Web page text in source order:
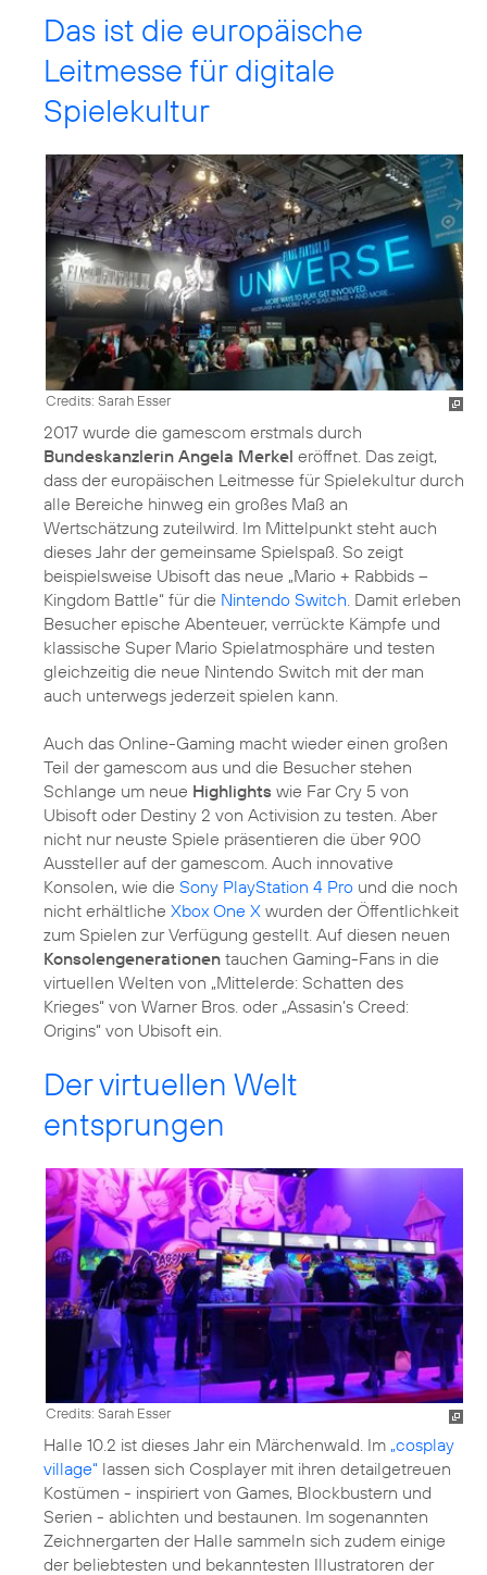
Das ist die europäische
Leitmesse für digitale
Spielekultur
Credits: Sarah Esser
2017 wurde die gamescom erstmals durch
Bundeskanzlerin Angela Merkel eröffnet. Das zeigt,
dass der europäischen Leitmesse für Spielekultur durch
alle Bereiche hinweg ein großes Maß an
Wertschätzung zuteilwird. Im Mittelpunkt steht auch
dieses Jahr der gemeinsame Spielspaß. So zeigt
beispielsweise Ubisoft das neue „Mario + Rabbids –
Kingdom Battle“ für die Nintendo Switch . Damit erleben
Besucher epische Abenteuer, verrückte Kämpfe und
klassische Super Mario Spielatmosphäre und testen
gleichzeitig die neue Nintendo Switch mit der man
auch unterwegs jederzeit spielen kann.
Auch das Online-Gaming macht wieder einen großen
Teil der gamescom aus und die Besucher stehen
Schlange um neue Highlights wie Far Cry 5 von
Ubisoft oder Destiny 2 von Activision zu testen. Aber
nicht nur neuste Spiele präsentieren die über 900
Aussteller auf der gamescom. Auch innovative
Konsolen, wie die Sony PlayStation 4 Pro und die noch
nicht erhältliche Xbox One X wurden der Öffentlichkeit
zum Spielen zur Verfügung gestellt. Auf diesen neuen
Konsolengenerationen tauchen Gaming-Fans in die
virtuellen Welten von „Mittelerde: Schatten des
Krieges“ von Warner Bros. oder „Assasin’s Creed:
Origins“ von Ubisoft ein.
Der virtuellen Welt
entsprungen
Credits: Sarah Esser
Halle 10.2 ist dieses Jahr ein Märchenwald. Im „cosplay
village“ lassen sich Cosplayer mit ihren detailgetreuen
Kostümen - inspiriert von Games, Blockbustern und
Serien - ablichten und bestaunen. Im sogenannten
Zeichnergarten der Halle sammeln sich zudem einige
der beliebtesten und bekanntesten Illustratoren der